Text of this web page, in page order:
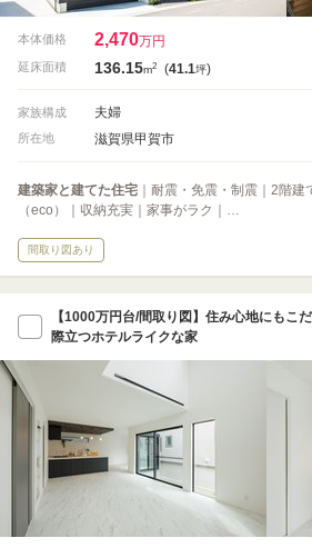
本体価格 2,470万円
延床面積 136.15m2 (41.1坪)
家族構成 夫婦
所在地 滋賀県甲賀市
建築家と建てた住宅 ｜耐震・免震・制震｜2階
（eco）｜収納充実｜家事がラク｜…
間取り図あり
【1000万円台/間取り図】住み心地にもこ
際立つホテルライクな家